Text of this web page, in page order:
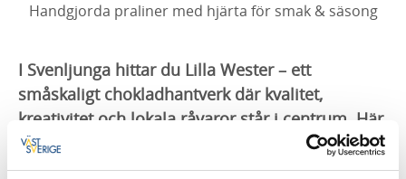
Handgjorda praliner med hjärta för smak & säsong
I Svenljunga hittar du Lilla Wester – ett
småskaligt chokladhantverk där kvalitet,
kreativitet och lokala råvaror står i centrum. Här
skapas praliner och choklad av noggrant utvalda
ingredienser, ofta ekologiska och svenska – och